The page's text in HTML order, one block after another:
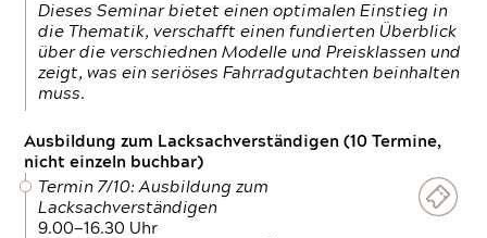
Dieses Seminar bietet einen optimalen Einstieg in
die Thematik, verschafft einen fundierten Überblick
über die verschiednen Modelle und Preisklassen und
zeigt, was ein seriöses Fahrradgutachten beinhalten
muss.
Ausbildung zum Lacksachverständigen (10 Termine,
nicht einzeln buchbar)
Termin 7/10: Ausbildung zum
Lacksachverständigen
9.00—16.30 Uhr